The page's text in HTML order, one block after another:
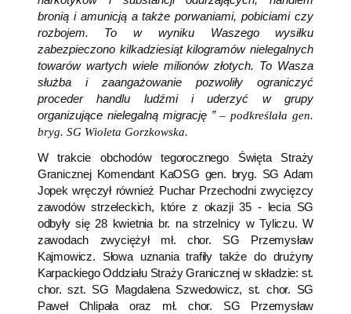
bronią i amunicją a także porwaniami, pobiciami czy
rozbojem. To w wyniku Waszego wysiłku
zabezpieczono kilkadziesiąt kilogramów nielegalnych
towarów wartych wiele milionów złotych. To Wasza
służba i zaangażowanie pozwoliły ograniczyć
proceder handlu ludźmi i uderzyć w grupy
organizujące nielegalną migrację ”– podkreślała gen.
bryg. SG Wioleta Gorzkowska.
W trakcie obchodów tegorocznego Święta Straży
Granicznej Komendant KaOSG gen. bryg. SG Adam
Jopek wręczył również Puchar Przechodni zwycięzcy
zawodów strzeleckich, które z okazji 35 - lecia SG
odbyły się 28 kwietnia br. na strzelnicy w Tyliczu. W
zawodach zwyciężył mł. chor. SG Przemysław
Kajmowicz. Słowa uznania trafiły także do drużyny
Karpackiego Oddziału Straży Granicznej w składzie: st.
chor. szt. SG Magdalena Szwedowicz, st. chor. SG
Paweł Chlipała oraz mł. chor. SG Przemysław